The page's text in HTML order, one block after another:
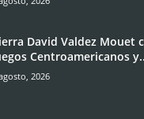
David Valdez Mouet
Centroamericanos
2026